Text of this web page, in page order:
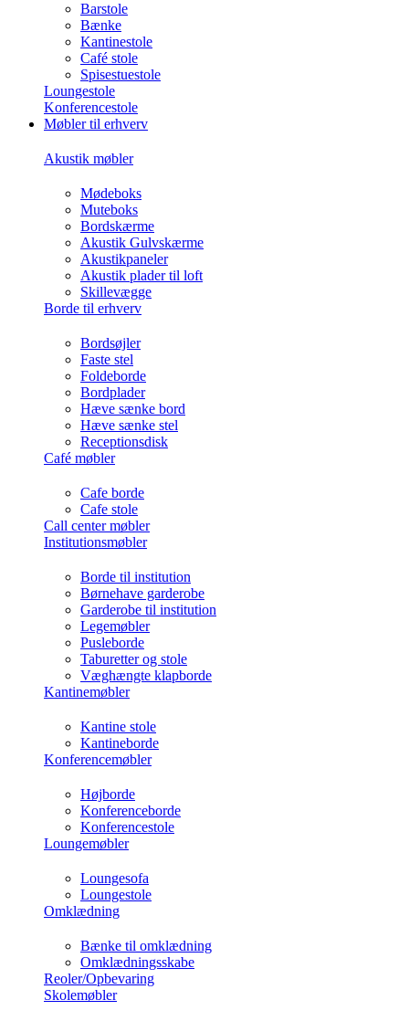
Barstole
Bænke
Kantinestole
Café stole
Spisestuestole
Loungestole
Konferencestole
Møbler til erhverv
Akustik møbler
Mødeboks
Muteboks
Bordskærme
Akustik Gulvskærme
Akustikpaneler
Akustik plader til loft
Skillevægge
Borde til erhverv
Bordsøjler
Faste stel
Foldeborde
Bordplader
Hæve sænke bord
Hæve sænke stel
Receptionsdisk
Café møbler
Cafe borde
Cafe stole
Call center møbler
Institutionsmøbler
Borde til institution
Børnehave garderobe
Garderobe til institution
Legemøbler
Pusleborde
Taburetter og stole
Væghængte klapborde
Kantinemøbler
Kantine stole
Kantineborde
Konferencemøbler
Højborde
Konferenceborde
Konferencestole
Loungemøbler
Loungesofa
Loungestole
Omklædning
Bænke til omklædning
Omklædningsskabe
Reoler/Opbevaring
Skolemøbler